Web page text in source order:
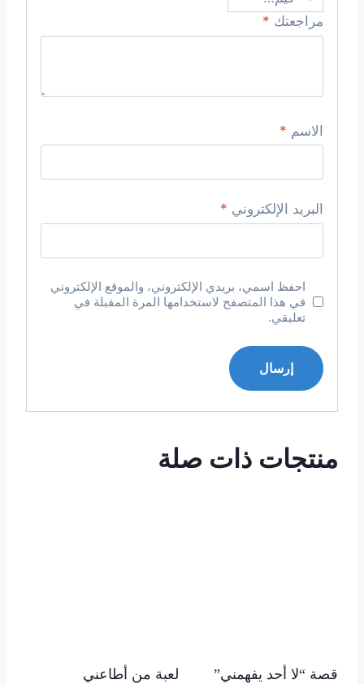
مراجعتك *
الاسم *
البريد الإلكتروني *
احفظ اسمي، بريدي الإلكتروني، والموقع الإلكتروني
في هذا المتصفح لاستخدامها المرة المقبلة في
تعليقي.
منتجات ذات صلة
قصة “لا أحد يفهمني” لعبة من أطاعني